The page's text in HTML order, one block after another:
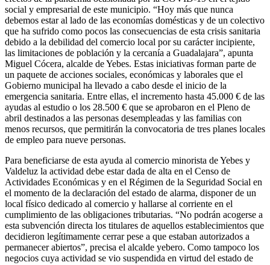
social y empresarial de este municipio. “Hoy más que nunca
debemos estar al lado de las economías domésticas y de un colectivo
que ha sufrido como pocos las consecuencias de esta crisis sanitaria
debido a la debilidad del comercio local por su carácter incipiente,
las limitaciones de población y la cercanía a Guadalajara”, apunta
Miguel Cócera, alcalde de Yebes. Estas iniciativas forman parte de
un paquete de acciones sociales, económicas y laborales que el
Gobierno municipal ha llevado a cabo desde el inicio de la
emergencia sanitaria. Entre ellas, el incremento hasta 45.000 € de las
ayudas al estudio o los 28.500 € que se aprobaron en el Pleno de
abril destinados a las personas desempleadas y las familias con
menos recursos, que permitirán la convocatoria de tres planes locales
de empleo para nueve personas.
Para beneficiarse de esta ayuda al comercio minorista de Yebes y
Valdeluz la actividad debe estar dada de alta en el Censo de
Actividades Económicas y en el Régimen de la Seguridad Social en
el momento de la declaración del estado de alarma, disponer de un
local físico dedicado al comercio y hallarse al corriente en el
cumplimiento de las obligaciones tributarias. “No podrán acogerse a
esta subvención directa los titulares de aquellos establecimientos que
decidieron legítimamente cerrar pese a que estaban autorizados a
permanecer abiertos”, precisa el alcalde yebero. Como tampoco los
negocios cuya actividad se vio suspendida en virtud del estado de